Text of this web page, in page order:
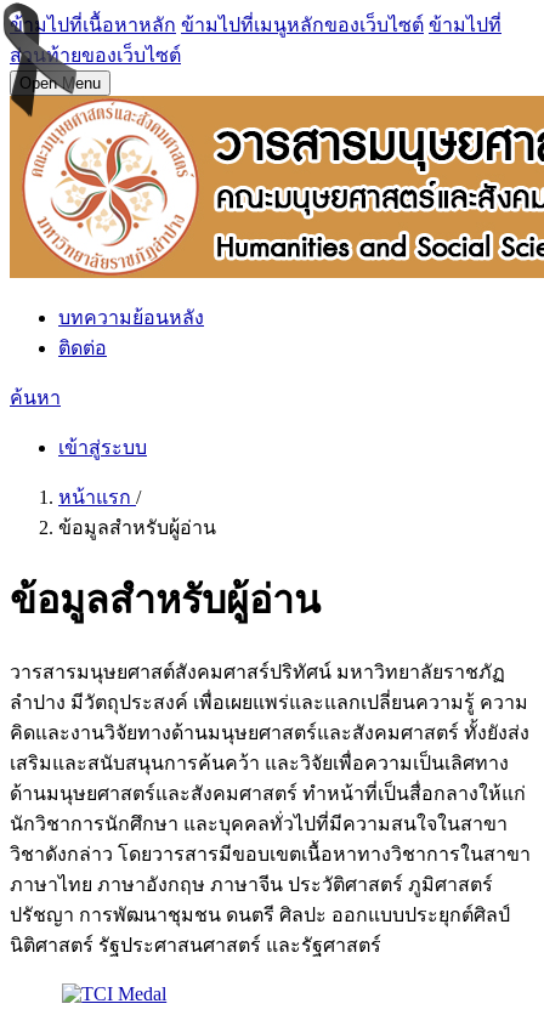
ข้ามไปที่เนื้อหาหลัก ข้ามไปที่เมนูหลักของเว็บไซต์ ข้ามไปที่
ส่วนท้ายของเว็บไซต์
Open Menu
บทความย้อนหลัง
ติดต่อ
ค้นหา
เข้าสู่ระบบ
หน้าแรก /
ข้อมูลสำหรับผู้อ่าน
ข้อมูลสำหรับผู้อ่าน
วารสารมนุษยศาสต์สังคมศาสร์ปริทัศน์ มหาวิทยาลัยราชภัฏ
ลำปาง มีวัตถุประสงค์ เพื่อเผยแพร่และแลกเปลี่ยนความรู้ ความ
คิดและงานวิจัยทางด้านมนุษยศาสตร์และสังคมศาสตร์ ทั้งยังส่ง
เสริมและสนับสนุนการค้นคว้า และวิจัยเพื่อความเป็นเลิศทาง
ด้านมนุษยศาสตร์และสังคมศาสตร์ ทำหน้าที่เป็นสื่อกลางให้แก่
นักวิชาการนักศึกษา และบุคคลทั่วไปที่มีความสนใจในสาขา
วิชาดังกล่าว โดยวารสารมีขอบเขตเนื้อหาทางวิชาการในสาขา
ภาษาไทย ภาษาอังกฤษ ภาษาจีน ประวัติศาสตร์ ภูมิศาสตร์
ปรัชญา การพัฒนาชุมชน ดนตรี ศิลปะ ออกแบบประยุกต์ศิลป์
นิติศาสตร์ รัฐประศาสนศาสตร์ และรัฐศาสตร์